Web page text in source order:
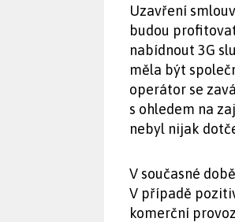
Uzavření
budou
nabídnout 3G
měla být
operátor se
s ohledem na
nebyl nijak
V současné
V případě
komerční